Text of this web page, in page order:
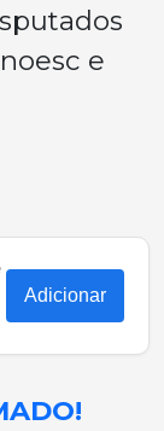
e
Adicionar